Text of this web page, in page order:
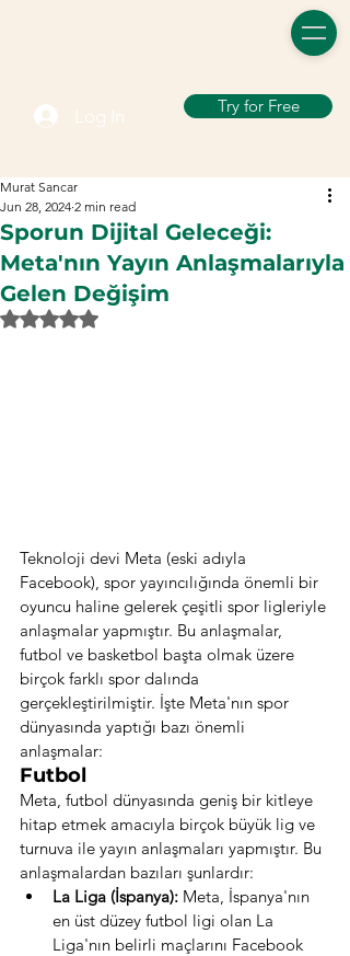
Log In Try for Free
Sporun Dijital Geleceği:
Meta'nın Yayın Anlaşmalarıyla
Gelen Değişim
Murat Sancar
Jun 28, 2024 2 min read
Rated NaN out of 5 stars.
Teknoloji devi Meta (eski adıyla
Facebook), spor yayıncılığında önemli bir
oyuncu haline gelerek çeşitli spor ligleriyle
anlaşmalar yapmıştır. Bu anlaşmalar,
futbol ve basketbol başta olmak üzere
birçok farklı spor dalında
gerçekleştirilmiştir. İşte Meta'nın spor
dünyasında yaptığı bazı önemli
anlaşmalar:
Futbol
Meta, futbol dünyasında geniş bir kitleye
hitap etmek amacıyla birçok büyük lig ve
turnuva ile yayın anlaşmaları yapmıştır. Bu
anlaşmalardan bazıları şunlardır:
La Liga (İspanya): Meta, İspanya'nın
en üst düzey futbol ligi olan La
Liga'nın belirli maçlarını Facebook